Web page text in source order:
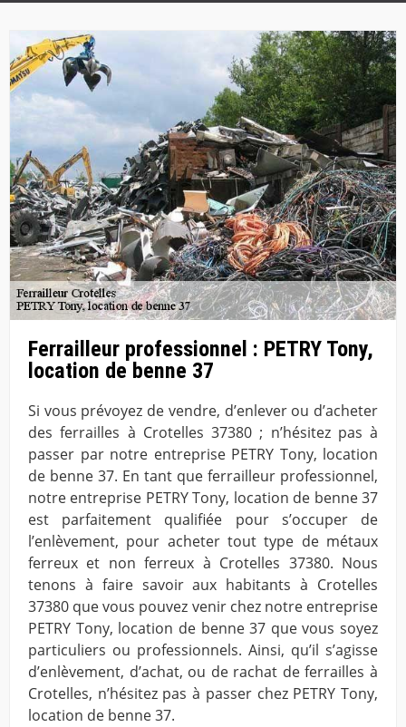
Ferrailleur professionnel : PETRY Tony,
location de benne 37
Si vous prévoyez de vendre, d’enlever ou d’acheter
des ferrailles à Crotelles 37380 ; n’hésitez pas à
passer par notre entreprise PETRY Tony, location
de benne 37. En tant que ferrailleur professionnel,
notre entreprise PETRY Tony, location de benne 37
est parfaitement qualifiée pour s’occuper de
l’enlèvement, pour acheter tout type de métaux
ferreux et non ferreux à Crotelles 37380. Nous
tenons à faire savoir aux habitants à Crotelles
37380 que vous pouvez venir chez notre entreprise
PETRY Tony, location de benne 37 que vous soyez
particuliers ou professionnels. Ainsi, qu’il s’agisse
d’enlèvement, d’achat, ou de rachat de ferrailles à
Crotelles, n’hésitez pas à passer chez PETRY Tony,
location de benne 37.